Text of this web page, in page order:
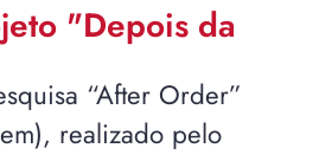
"Depois da
“After Order”
realizado pelo